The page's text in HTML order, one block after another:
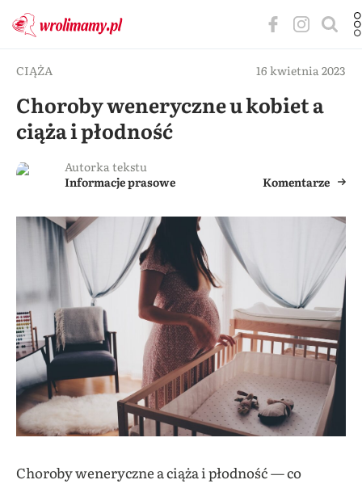
CIĄŻA 16 kwietnia 2023
Choroby weneryczne u kobiet a
ciąża i płodność
Autorka tekstu
Informacje prasowe
Komentarze
Choroby weneryczne a ciąża i płodność — co